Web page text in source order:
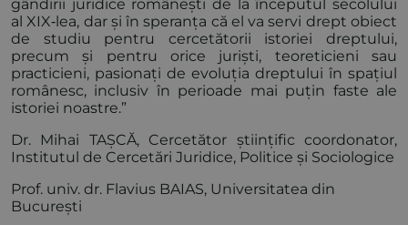
gândirii juridice românești de la începutul secolului
al XIX‑lea, dar și în speranța că el va servi drept obiect
de studiu pentru cercetătorii istoriei dreptului,
precum și pentru orice juriști, teoreticieni sau
practicieni, pasionați de evoluția dreptului în spațiul
românesc, inclusiv în perioade mai puțin faste ale
istoriei noastre.”
Dr. Mihai TAȘCĂ, Cercetător științific coordonator,
Institutul de Cercetări Juridice, Politice și Sociologice
Prof. univ. dr. Flavius BAIAS, Universitatea din
București